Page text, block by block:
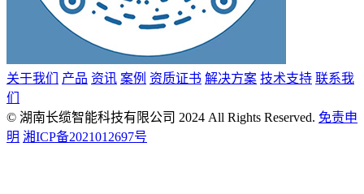
关于我们 产品 资讯 案例 资质证书 解决方案 技术支持 联系我
们
© 湖南长缆智能科技有限公司 2024 All Rights Reserved. 免责申
明 湘ICP备2021012697号